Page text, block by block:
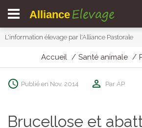
Alliance Elevage
L'information élevage par l'Alliance Pastorale
Accueil Santé animale
Publié en Nov. 2014 Par AP
Brucellose et